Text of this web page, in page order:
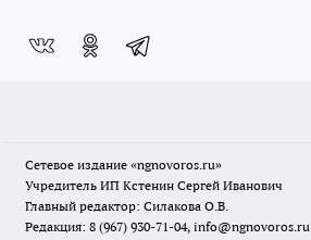
Сетевое издание «ngnovoros.ru»
Учредитель ИП Кстенин Сергей Иванович
Главный редактор: Силакова О.В.
Редакция: 8 (967) 930-71-04, info@ngnovoros.ru